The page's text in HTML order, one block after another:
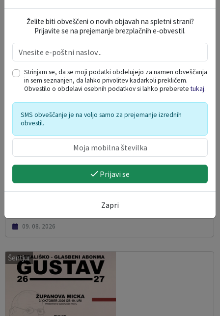
09. 08. 2026
IZ CELJA DO LOGARSKE DOLINE IN OBRATNO Z
AVTOBUSOM IN KOLESOM
09. 08. 2026
Šentjur
Želite biti obveščeni o novih objavah na spletni strani?
Prijavite se na prejemanje brezplačnih e-obvestil.
Strinjam se, da se moji podatki obdelujejo za namen obveščanja
in sem seznanjen, da lahko privolitev kadarkoli prekličem.
Obvestilo o obdelavi osebnih podatkov si lahko preberetetukaj.
SMS obveščanje je na voljo samo za prejemanje izrednih
obvestil.
Prijavi se
Zapri